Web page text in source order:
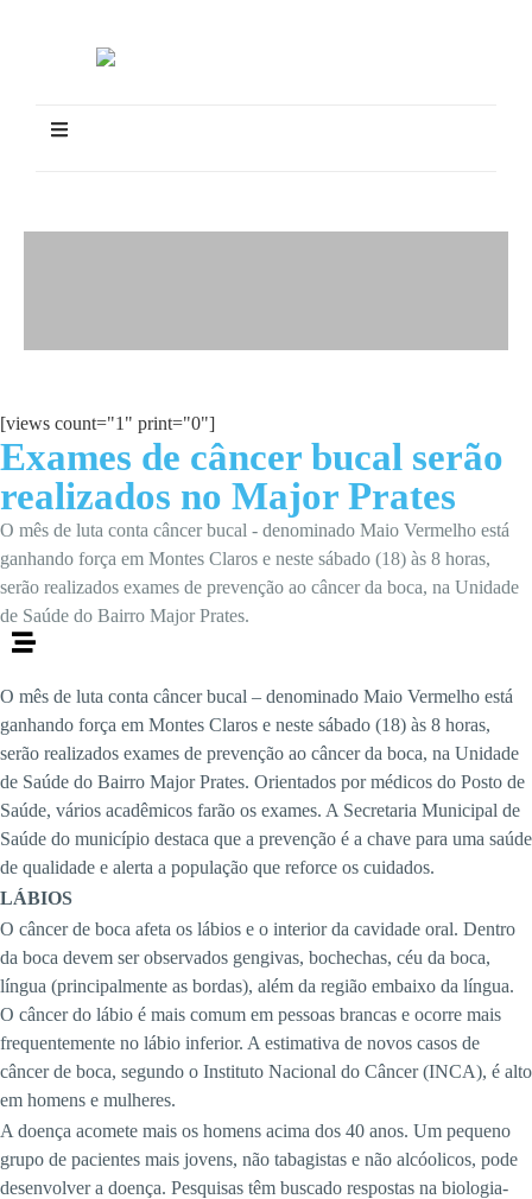
[views count="1" print="0"]
Exames de câncer bucal serão
realizados no Major Prates
O mês de luta conta câncer bucal - denominado Maio Vermelho está
ganhando força em Montes Claros e neste sábado (18) às 8 horas,
serão realizados exames de prevenção ao câncer da boca, na Unidade
de Saúde do Bairro Major Prates.
O mês de luta conta câncer bucal – denominado Maio Vermelho está
ganhando força em Montes Claros e neste sábado (18) às 8 horas,
serão realizados exames de prevenção ao câncer da boca, na Unidade
de Saúde do Bairro Major Prates. Orientados por médicos do Posto de
Saúde, vários acadêmicos farão os exames. A Secretaria Municipal de
Saúde do município destaca que a prevenção é a chave para uma saúde
de qualidade e alerta a população que reforce os cuidados.
LÁBIOS
O câncer de boca afeta os lábios e o interior da cavidade oral. Dentro
da boca devem ser observados gengivas, bochechas, céu da boca,
língua (principalmente as bordas), além da região embaixo da língua.
O câncer do lábio é mais comum em pessoas brancas e ocorre mais
frequentemente no lábio inferior. A estimativa de novos casos de
câncer de boca, segundo o Instituto Nacional do Câncer (INCA), é alto
em homens e mulheres.
A doença acomete mais os homens acima dos 40 anos. Um pequeno
grupo de pacientes mais jovens, não tabagistas e não alcóolicos, pode
desenvolver a doença. Pesquisas têm buscado respostas na biologia-